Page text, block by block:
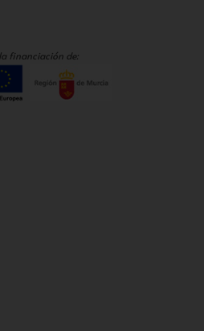
financiación de: